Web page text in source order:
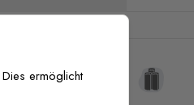
ermöglicht